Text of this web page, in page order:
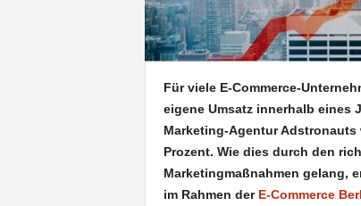
Für viele E-Commerce-
eigene Umsatz innerhalb eines
Marketing-Agentur
Prozent. Wie dies durch den
Marketingmaßnahmen gelang,
im Rahmen der E-Commerce